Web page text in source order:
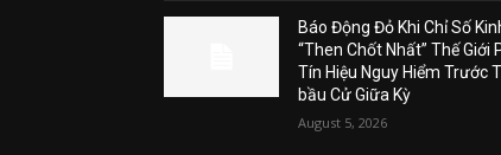
Báo Động Đỏ Khi Chỉ Số
“Then Chốt Nhất” Thế Giới
Tín Hiệu Nguy Hiểm Trước
bầu Cử Giữa Kỳ
August 5, 2026